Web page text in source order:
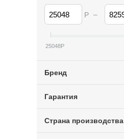
Р –
25048Р
Бренд
Гарантия
Страна производства